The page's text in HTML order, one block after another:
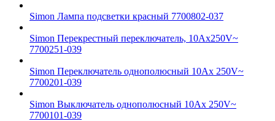
Simon Лампа подсветки красный 7700802-037
Simon Перекрестный переключатель, 10Ах250V~
7700251-039
Simon Переключатель однополюсный 10Ах 250V~
7700201-039
Simon Выключатель однополюсный 10Ах 250V~
7700101-039